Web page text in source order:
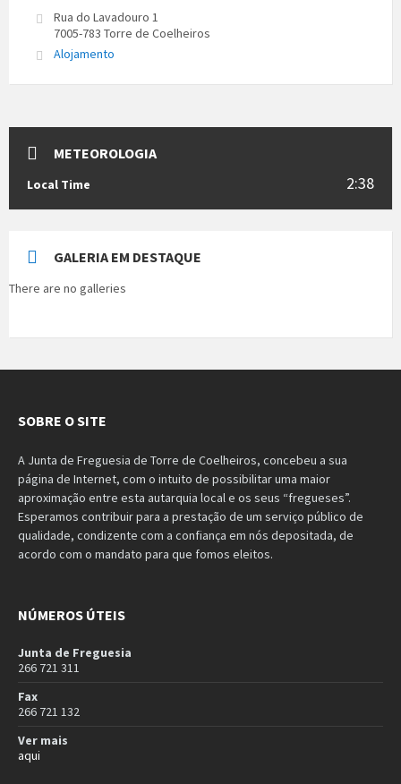
Rua do Lavadouro 1
7005-783 Torre de Coelheiros
Alojamento
METEOROLOGIA
Local Time 2:38
GALERIA EM DESTAQUE
There are no galleries
SOBRE O SITE
A Junta de Freguesia de Torre de Coelheiros, concebeu a sua
página de Internet, com o intuito de possibilitar uma maior
aproximação entre esta autarquia local e os seus “fregueses”.
Esperamos contribuir para a prestação de um serviço público de
qualidade, condizente com a confiança em nós depositada, de
acordo com o mandato para que fomos eleitos.
NÚMEROS ÚTEIS
Junta de Freguesia
266 721 311
Fax
266 721 132
Ver mais
aqui